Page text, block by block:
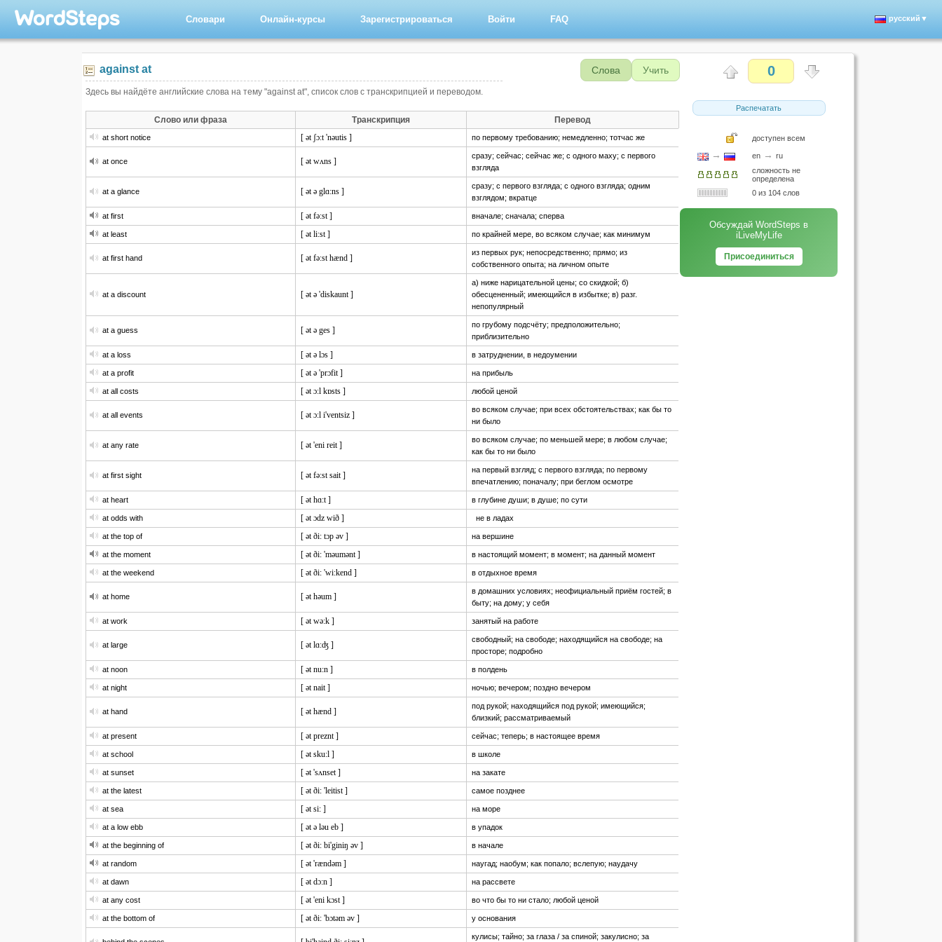
Словари Онлайн-курсы Зарегистрироваться Войти FAQ русский▼
against at Слова Учить
Здесь вы найдёте английские слова на тему "against at", список слов с транскрипцией и переводом.
Слово или фраза Транскрипция Перевод
at short notice [ ət ʃɔ:t 'nəutis ] по первому требованию; немедленно; тотчас же
at once [ ət wʌns ]
сразу; сейчас; сейчас же; с одного маху; с первого
взгляда
at a glance [ ət ə glɑ:ns ]
сразу; с первого взгляда; с одного взгляда; одним
взглядом; вкратце
at first [ ət fə:st ] вначале; сначала; сперва
at least [ ət li:st ] по крайней мере, во всяком случае; как минимум
at first hand [ ət fə:st hænd ]
из первых рук; непосредственно; прямо; из
собственного опыта; на личном опыте
at a discount [ ət ə 'diskaunt ]
а) ниже нарицательной цены; со скидкой; б)
обесцененный; имеющийся в избытке; в) разг.
непопулярный
at a guess [ ət ə ges ]
по грубому подсчёту; предположительно;
приблизительно
at a loss [ ət ə lɔs ] в затруднении, в недоумении
at a profit [ ət ə 'prɔfit ] на прибыль
at all costs [ ət ɔ:l kɒsts ] любой ценой
at all events [ ət ɔ:l i'ventsiz ]
во всяком случае; при всех обстоятельствах; как бы то
ни было
at any rate [ ət 'eni reit ]
во всяком случае; по меньшей мере; в любом случае;
как бы то ни было
at first sight [ ət fə:st sait ]
на первый взгляд; с первого взгляда; по первому
впечатлению; поначалу; при беглом осмотре
at heart [ ət hɑ:t ] в глубине души; в душе; по сути
at odds with [ ət ɔdz wið ] не в ладах
at the top of [ ət ði: tɔp əv ] на вершине
at the moment [ ət ði: 'məumənt ] в настоящий момент; в момент; на данный момент
at the weekend [ ət ði: 'wi:kend ] в отдыхное время
at home [ ət həum ]
в домашних условиях; неофициальный приём гостей; в
быту; на дому; у себя
at work [ ət wə:k ] занятый на работе
at large [ ət lɑ:ʤ ]
свободный; на свободе; находящийся на свободе; на
просторе; подробно
at noon [ ət nu:n ] в полдень
at night [ ət nait ] ночью; вечером; поздно вечером
at hand [ ət hænd ]
под рукой; находящийся под рукой; имеющийся;
близкий; рассматриваемый
at present [ ət preznt ] сейчас; теперь; в настоящее время
at school [ ət sku:l ] в школе
at sunset [ ət 'sʌnset ] на закате
at the latest [ ət ði: 'leitist ] самое позднее
at sea [ ət si: ] на море
at a low ebb [ ət ə ləu eb ] в упадок
at the beginning of [ ət ði: bi'giniŋ əv ] в начале
at random [ ət 'rændəm ] наугад; наобум; как попало; вслепую; наудачу
at dawn [ ət dɔ:n ] на рассвете
at any cost [ ət 'eni kɔst ] во что бы то ни стало; любой ценой
at the bottom of [ ət ði: 'bɔtəm əv ] у основания
кулисы; тайно; за глаза / за спиной; закулисно; за
0
Распечатать
доступен всем
→ en → ru
сложность не
определена
0 из 104 слов
Обсуждай WordSteps в
iLiveMyLife
Присоединиться